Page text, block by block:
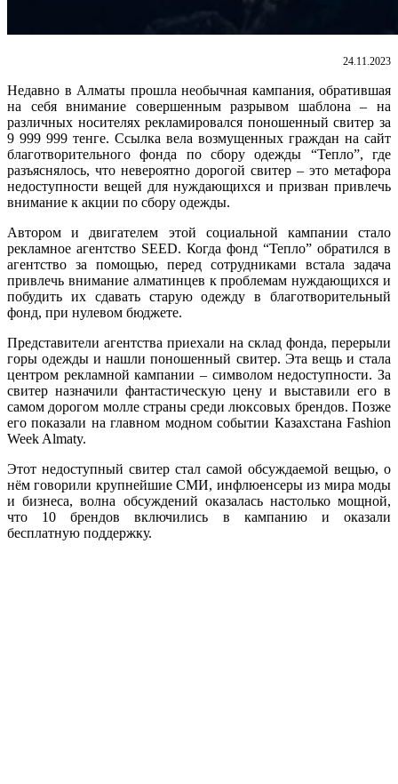
24.11.2023
Недавно в Алматы прошла необычная кампания, обратившая
на себя внимание совершенным разрывом шаблона – на
различных носителях рекламировался поношенный свитер за
9 999 999 тенге. Ссылка вела возмущенных граждан на сайт
благотворительного фонда по сбору одежды “Тепло”, где
разъяснялось, что невероятно дорогой свитер – это метафора
недоступности вещей для нуждающихся и призван привлечь
внимание к акции по сбору одежды.
Автором и двигателем этой социальной кампании стало
рекламное агентство SEED. Когда фонд “Тепло” обратился в
агентство за помощью, перед сотрудниками встала задача
привлечь внимание алматинцев к проблемам нуждающихся и
побудить их сдавать старую одежду в благотворительный
фонд, при нулевом бюджете.
Представители агентства приехали на склад фонда, перерыли
горы одежды и нашли поношенный свитер. Эта вещь и стала
центром рекламной кампании – символом недоступности. За
свитер назначили фантастическую цену и выставили его в
самом дорогом молле страны среди люксовых брендов. Позже
его показали на главном модном событии Казахстана Fashion
Week Almaty.
Этот недоступный свитер стал самой обсуждаемой вещью, о
нём говорили крупнейшие СМИ, инфлюенсеры из мира моды
и бизнеса, волна обсуждений оказалась настолько мощной,
что 10 брендов включились в кампанию и оказали
бесплатную поддержку.